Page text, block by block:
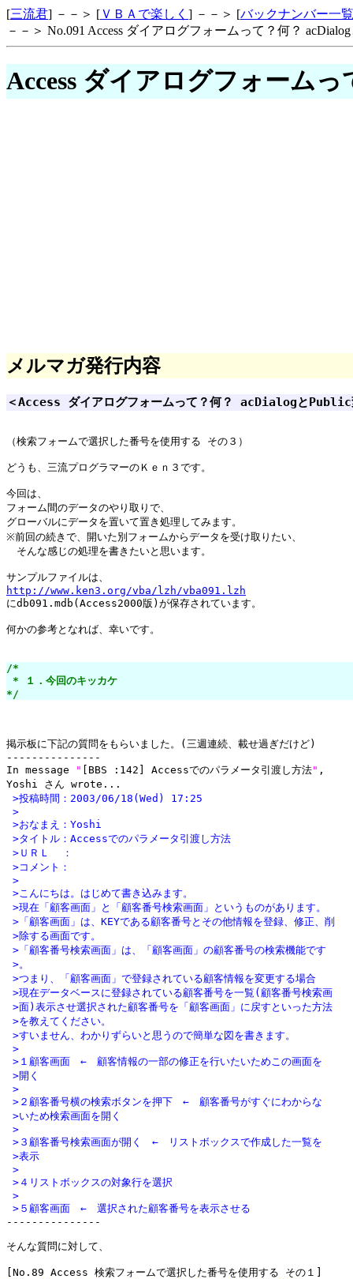
[三流君] －－＞ [ＶＢＡで楽しく ] －－＞ [バックナンバー一覧
－－＞ No.091 Access ダイアログフォームって？何？
Access ダイアログフォーム
メルマガ発行内容
＜Access ダイアログフォームって？何？ acDialogとPublic
（検索フォームで選択した番号を使用する その３）
どうも、三流プログラマーのＫｅｎ３です。
今回は、
フォーム間のデータのやり取りで、
グローバルにデータを置いて置き処理してみます。
※前回の続きで、開いた別フォームからデータを受け取りたい、
そんな感じの処理を書きたいと思います。
http://www.ken3.org/vba/lzh/vba091.lzh
にdb091.mdb(Access2000版)が保存されています。
何かの参考となれば、幸いです。
/*
* １．今回のキッカケ
*/
掲示板に下記の質問をもらいました。(三週連続、載せ過ぎだけど)
---------------
In message
" [BBS :142] Accessでのパラメータ引渡し方法" ,
>投稿時間：2003/06/18(Wed) 17:25
>
>おなまえ：Yoshi
>タイトル：Accessでのパラメータ引渡し方法
>ＵＲＬ  ：
>コメント：
>
>こんにちは。はじめて書き込みます。
>現在「顧客画面」と「顧客番号検索画面」というものがあります。
>「顧客画面」は、KEYである顧客番号とその他情報を登録、修正、削
>除する画面です。
>「顧客番号検索画面」は、「顧客画面」の顧客番号の検索機能です
>。
>つまり、「顧客画面」で登録されている顧客情報を変更する場合
>現在データベースに登録されている顧客番号を一覧(顧客番号検索画
>面)表示させ選択された顧客番号を「顧客画面」に戻すといった方法
>を教えてください。
>すいません、わかりずらいと思うので簡単な図を書きます。
>
>１顧客画面　←　顧客情報の一部の修正を行いたいためこの画面を
>開く
>
>２顧客番号横の検索ボタンを押下　←　顧客番号がすぐにわからな
>いため検索画面を開く
>
>３顧客番号検索画面が開く　←　リストボックスで作成した一覧を
>表示
>
>４リストボックスの対象行を選択
>
>５顧客画面　←　選択された顧客番号を表示させる
---------------
そんな質問に対して、